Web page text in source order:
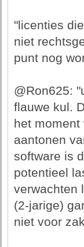
"licenties
niet
punt nog
@Ron625:
flauwe kul.
het
aantonen
software is
potentieel
verwachten
(2-jarige)
niet voor